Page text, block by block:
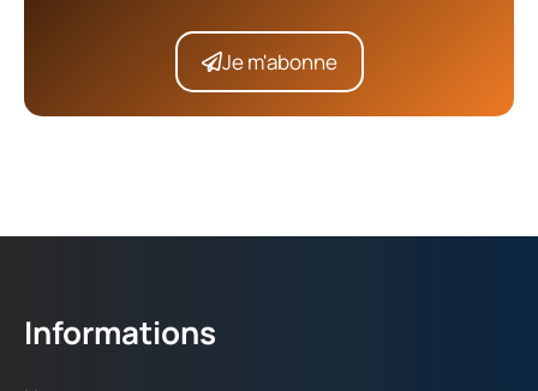
Je m'abonne
Informations